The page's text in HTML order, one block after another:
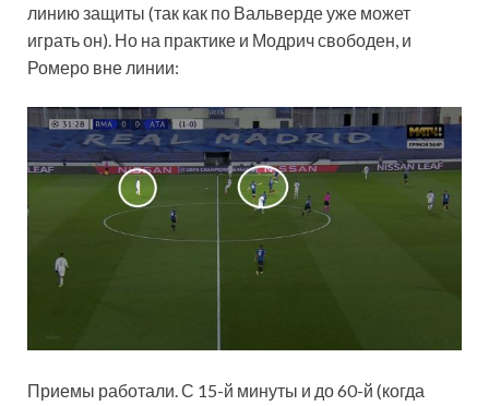
линию защиты (так как по Вальверде уже может
играть он). Но на практике и Модрич свободен, и
Ромеро вне линии:
Приемы работали. С 15-й минуты и до 60-й (когда